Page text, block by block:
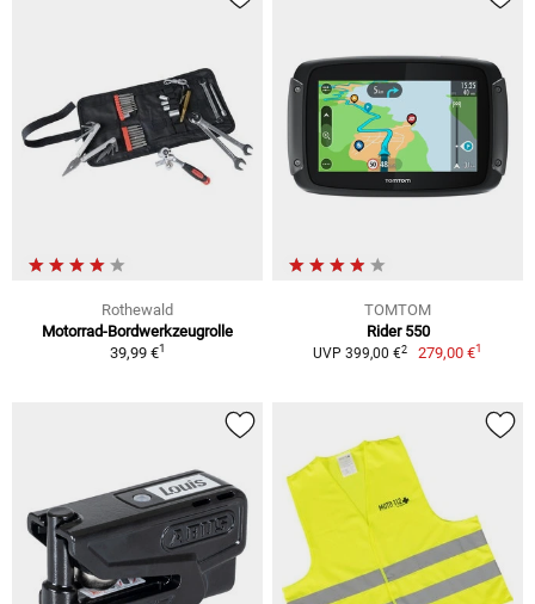
Rothewald
Motorrad-Bordwerkzeugrolle
39,99 €1
TOMTOM
Rider 550
UVP 399,00 €2 279,00 €1